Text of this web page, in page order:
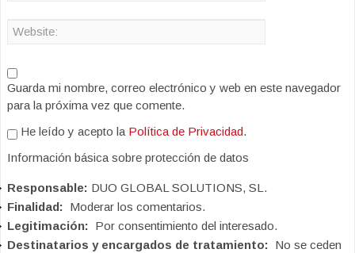
Guarda mi nombre, correo electrónico y web en este navegador
para la próxima vez que comente.
He leído y acepto la Política de Privacidad.
Información básica sobre protección de datos
Responsable: DUO GLOBAL SOLUTIONS, SL.
Finalidad: Moderar los comentarios.
Legitimación: Por consentimiento del interesado.
Destinatarios y encargados de tratamiento: No se ceden